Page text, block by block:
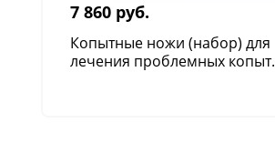
7 860 руб.
Копытные ножи (набор) для
лечения проблемных копыт.